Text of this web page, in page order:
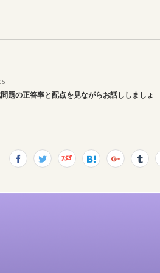
題の正答率と配点を見ながらお話ししましょ